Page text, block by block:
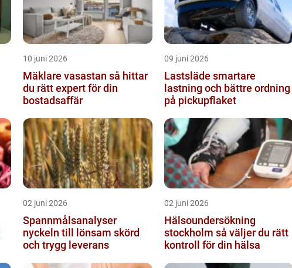
10 juni 2026
Mäklare vasastan så hittar
du rätt expert för din
bostadsaffär
09 juni 2026
Lastsläde smartare
lastning och bättre ordning
på pickupflaket
02 juni 2026
Spannmålsanalyser
nyckeln till lönsam skörd
och trygg leverans
02 juni 2026
Hälsoundersökning
stockholm så väljer du rätt
kontroll för din hälsa